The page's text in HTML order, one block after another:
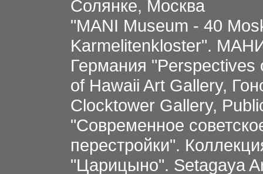
Солянке, Москва
"MANI Museum - 40
Karmelitenkloster".
Германия "Perspectives
of Hawaii Art Gallery,
Clocktower Gallery,
"Современное
перестройки".
"Царицыно". Setagaya